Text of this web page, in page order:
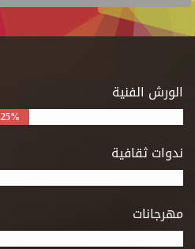
الورش الفنية
ندوات ثقافية
مهرجانات